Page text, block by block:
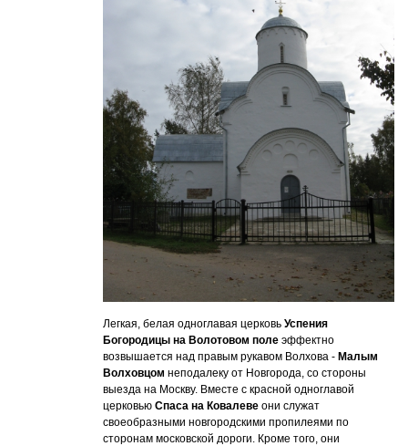
Легкая, белая одноглавая церковьУспения
Богородицы на Волотовом поле эффектно
возвышается над правым рукавом Волхова -Малым
Волховцом неподалеку от Новгорода, со стороны
выезда на Москву. Вместе с красной одноглавой
церковьюСпаса на Ковалеве они служат
своеобразными новгородскими пропилеями по
сторонам московской дороги. Кроме того, они